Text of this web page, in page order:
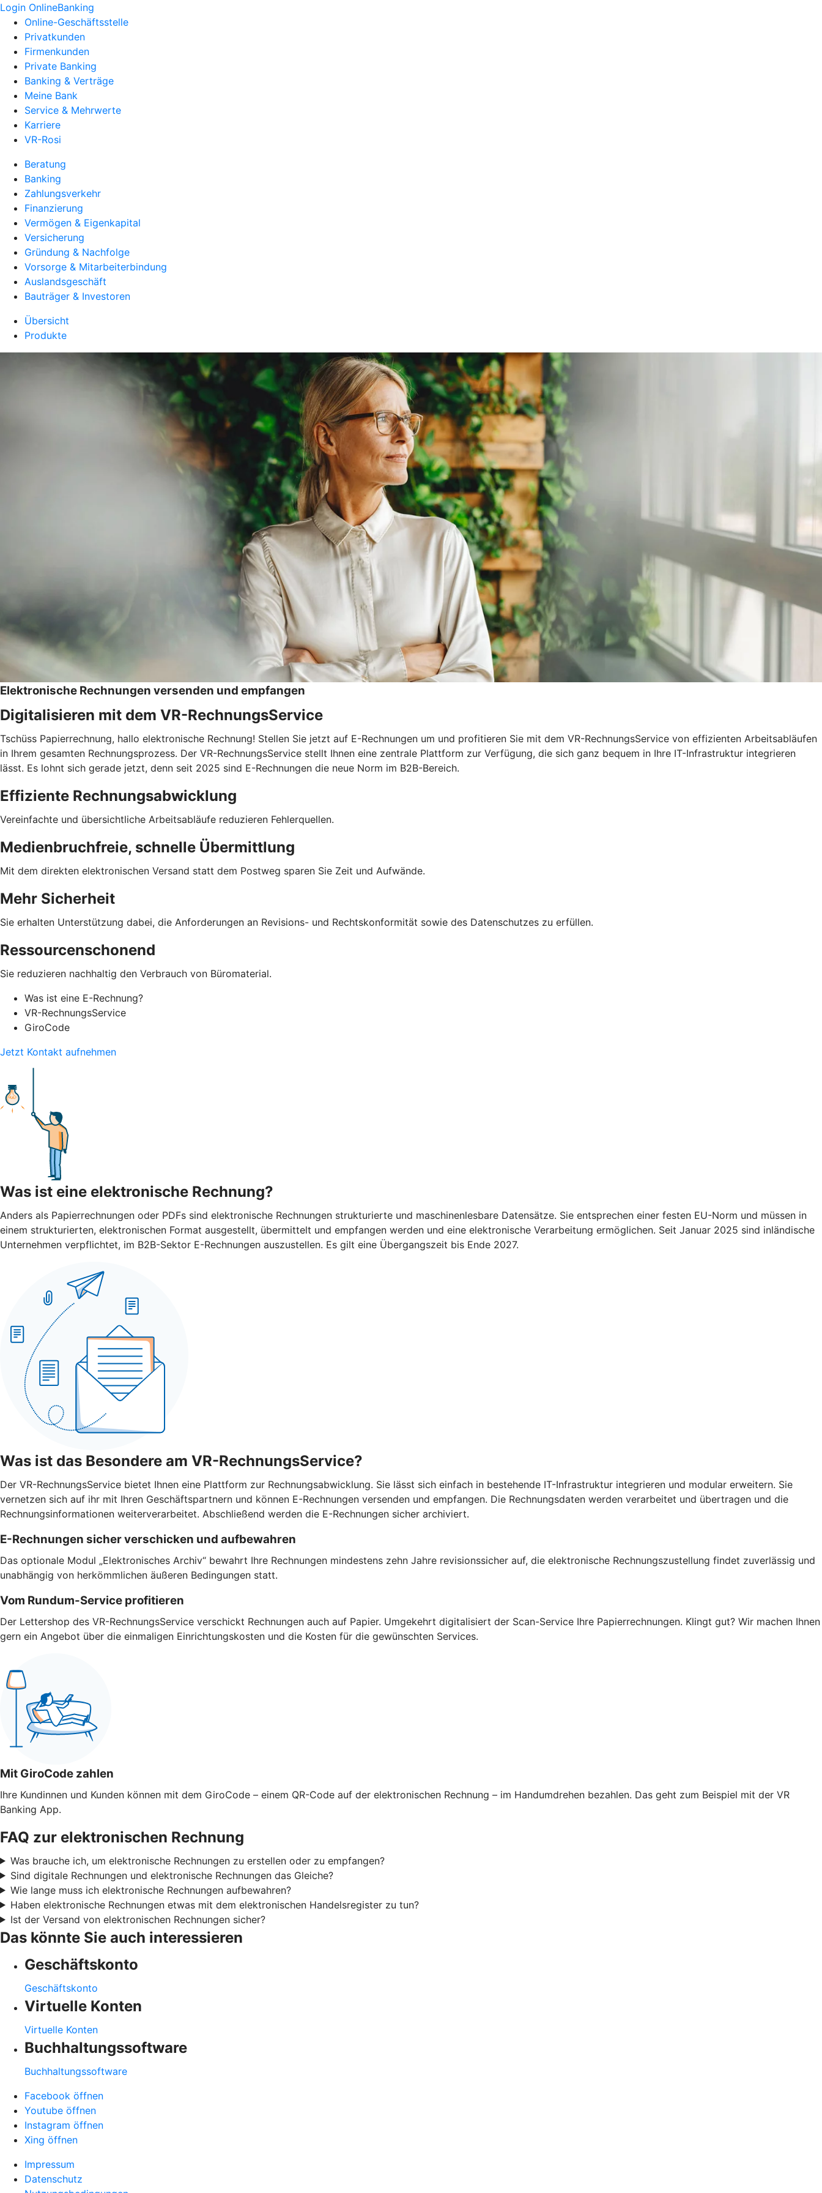
Login OnlineBanking
Online-Geschäftsstelle
Privatkunden
Firmenkunden
Private Banking
Banking & Verträge
Meine Bank
Service & Mehrwerte
Karriere
VR-Rosi
Beratung
Banking
Zahlungsverkehr
Finanzierung
Vermögen & Eigenkapital
Versicherung
Gründung & Nachfolge
Vorsorge & Mitarbeiterbindung
Auslandsgeschäft
Bauträger & Investoren
Übersicht
Produkte
Elektronische Rechnungen versenden und empfangen
Digitalisieren mit dem VR-RechnungsService
Tschüss Papierrechnung, hallo elektronische Rechnung! Stellen Sie jetzt auf E-Rechnungen um und profitieren Sie mit dem VR-RechnungsService von effizienten Arbeitsabläufen
in Ihrem gesamten Rechnungsprozess. Der VR-RechnungsService stellt Ihnen eine zentrale Plattform zur Verfügung, die sich ganz bequem in Ihre IT-Infrastruktur integrieren
lässt. Es lohnt sich gerade jetzt, denn seit 2025 sind E-Rechnungen die neue Norm im B2B-Bereich.
Effiziente Rechnungsabwicklung
Vereinfachte und übersichtliche Arbeitsabläufe reduzieren Fehlerquellen.
Medienbruchfreie, schnelle Übermittlung
Mit dem direkten elektronischen Versand statt dem Postweg sparen Sie Zeit und Aufwände.
Mehr Sicherheit
Sie erhalten Unterstützung dabei, die Anforderungen an Revisions- und Rechtskonformität sowie des Datenschutzes zu erfüllen.
Ressourcenschonend
Sie reduzieren nachhaltig den Verbrauch von Büromaterial.
Was ist eine E-Rechnung?
VR-RechnungsService
GiroCode
Jetzt Kontakt aufnehmen
Was ist eine elektronische Rechnung?
Anders als Papierrechnungen oder PDFs sind elektronische Rechnungen strukturierte und maschinenlesbare Datensätze. Sie entsprechen einer festen EU-Norm und müssen in
einem strukturierten, elektronischen Format ausgestellt, übermittelt und empfangen werden und eine elektronische Verarbeitung ermöglichen. Seit Januar 2025 sind inländische
Unternehmen verpflichtet, im B2B-Sektor E-Rechnungen auszustellen. Es gilt eine Übergangszeit bis Ende 2027.
Was ist das Besondere am VR-RechnungsService?
Der VR-RechnungsService bietet Ihnen eine Plattform zur Rechnungsabwicklung. Sie lässt sich einfach in bestehende IT-Infrastruktur integrieren und modular erweitern. Sie
vernetzen sich auf ihr mit Ihren Geschäftspartnern und können E-Rechnungen versenden und empfangen. Die Rechnungsdaten werden verarbeitet und übertragen und die
Rechnungsinformationen weiterverarbeitet. Abschließend werden die E-Rechnungen sicher archiviert.
E-Rechnungen sicher verschicken und aufbewahren
Das optionale Modul „Elektronisches Archiv“ bewahrt Ihre Rechnungen mindestens zehn Jahre revisionssicher auf, die elektronische Rechnungszustellung findet zuverlässig und
unabhängig von herkömmlichen äußeren Bedingungen statt.
Vom Rundum-Service profitieren
Der Lettershop des VR-RechnungsService verschickt Rechnungen auch auf Papier. Umgekehrt digitalisiert der Scan-Service Ihre Papierrechnungen. Klingt gut? Wir machen Ihnen
gern ein Angebot über die einmaligen Einrichtungskosten und die Kosten für die gewünschten Services.
Mit GiroCode zahlen
Ihre Kundinnen und Kunden können mit dem GiroCode – einem QR-Code auf der elektronischen Rechnung – im Handumdrehen bezahlen. Das geht zum Beispiel mit der VR
Banking App.
FAQ zur elektronischen Rechnung
Was brauche ich, um elektronische Rechnungen zu erstellen oder zu empfangen?
Sind digitale Rechnungen und elektronische Rechnungen das Gleiche?
Wie lange muss ich elektronische Rechnungen aufbewahren?
Haben elektronische Rechnungen etwas mit dem elektronischen Handelsregister zu tun?
Ist der Versand von elektronischen Rechnungen sicher?
Das könnte Sie auch interessieren
Geschäftskonto
Geschäftskonto
Virtuelle Konten
Virtuelle Konten
Buchhaltungssoftware
Buchhaltungssoftware
Facebook öffnen
Youtube öffnen
Instagram öffnen
Xing öffnen
Impressum
Datenschutz